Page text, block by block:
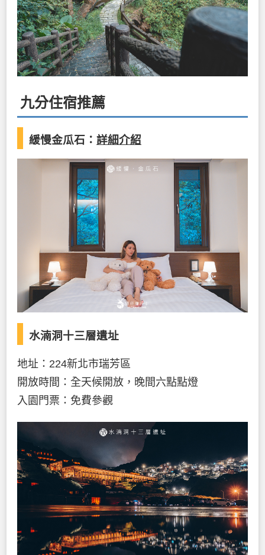
九分住宿推薦
緩慢金瓜石： 詳細介紹
水湳洞十三層遺址
地址：224新北市瑞芳區
開放時間：全天候開放，晚間六點點燈
入園門票：免費參觀